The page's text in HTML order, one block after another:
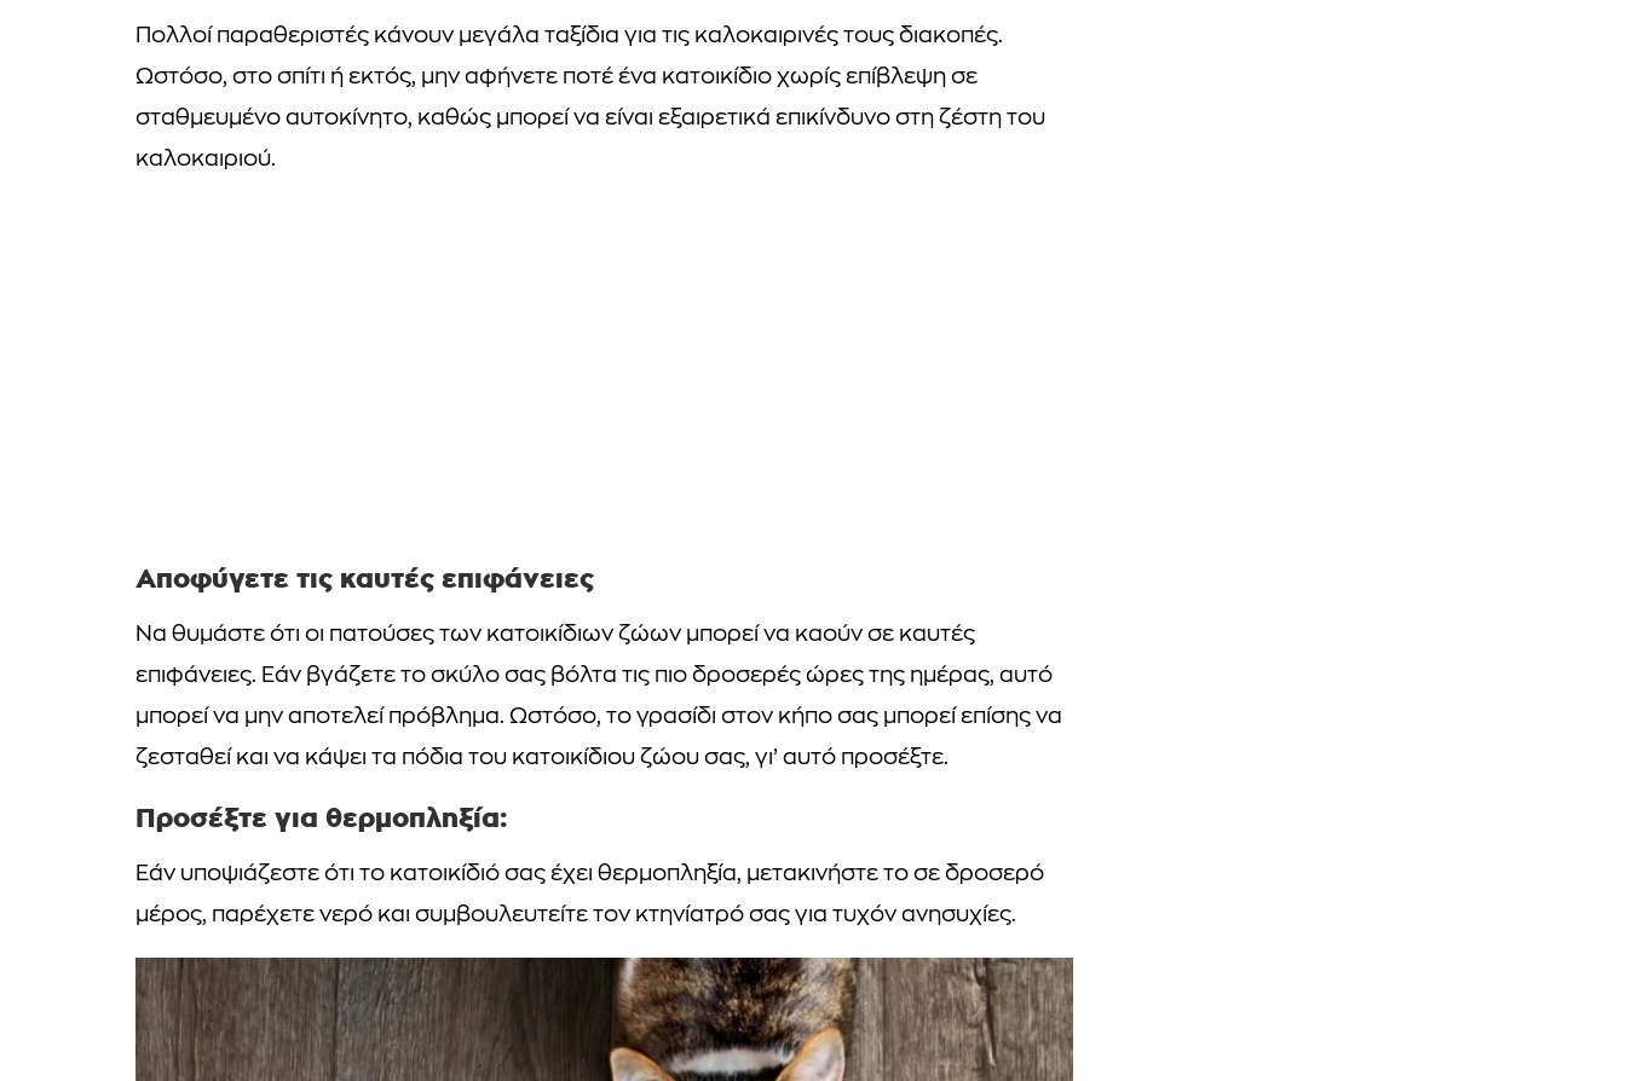
Πολλοί παραθεριστές κάνουν μεγάλα ταξίδια για τις καλοκαιρινές τους διακοπές.
Ωστόσο, στο σπίτι ή εκτός, μην αφήνετε ποτέ ένα κατοικίδιο χωρίς επίβλεψη σε
σταθμευμένο αυτοκίνητο, καθώς μπορεί να είναι εξαιρετικά επικίνδυνο στη ζέστη του
καλοκαιριού.
Αποφύγετε τις καυτές επιφάνειες
Να θυμάστε ότι οι πατούσες των κατοικίδιων ζώων μπορεί να καούν σε καυτές
επιφάνειες. Εάν βγάζετε το σκύλο σας βόλτα τις πιο δροσερές ώρες της ημέρας, αυτό
μπορεί να μην αποτελεί πρόβλημα. Ωστόσο, το γρασίδι στον κήπο σας μπορεί επίσης να
ζεσταθεί και να κάψει τα πόδια του κατοικίδιου ζώου σας, γι’ αυτό προσέξτε.
Προσέξτε για θερμοπληξία:
Εάν υποψιάζεστε ότι το κατοικίδιό σας έχει θερμοπληξία, μετακινήστε το σε δροσερό
μέρος, παρέχετε νερό και συμβουλευτείτε τον κτηνίατρό σας για τυχόν ανησυχίες.